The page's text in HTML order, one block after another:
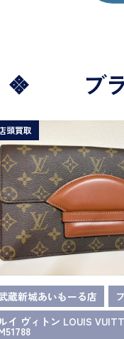
ブ
頭買取
蔵新城あいもーる店
イ ヴィトン LOUIS